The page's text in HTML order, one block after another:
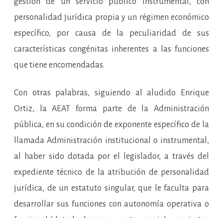
personalidad jurídica propia y un régimen económico
específico, por causa de la peculiaridad de sus
características congénitas inherentes a las funciones
que tiene encomendadas.
Con otras palabras, siguiendo al aludido Enrique
Ortiz, la AEAT forma parte de la Administración
pública, en su condición de exponente específico de la
llamada Administración institucional o instrumental,
al haber sido dotada por el legislador, a través del
expediente técnico de la atribución de personalidad
jurídica, de un estatuto singular, que le faculta para
desarrollar sus funciones con autonomía operativa o